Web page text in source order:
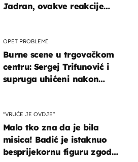
Jadran, ovakve reakcije
OPET PROBLEMI
Burne scene u trgovačkom
centru: Sergej Trifunović i
supruga uhićeni nakon
"VRUĆE JE OVDJE"
Malo tko zna da je bila
misica! Badić je istaknuo
besprijekornu figuru zgodne